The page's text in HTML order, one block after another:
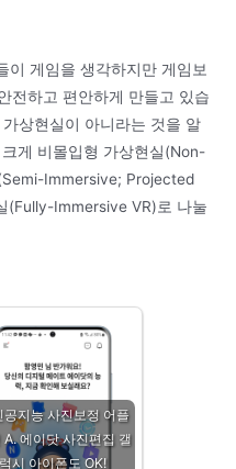
이 게임을 생각하지만 게임보
전하고 편안하게 만들고 있습
상현실이 아니라는 것을 알
게 비몰입형 가상현실(Non-
Immersive; Projected
(Fully-Immersive VR)로 나눌
공지능 사진보정 어플
A. 에이닷 사진편집 갤
럭시 아이폰도 OK!